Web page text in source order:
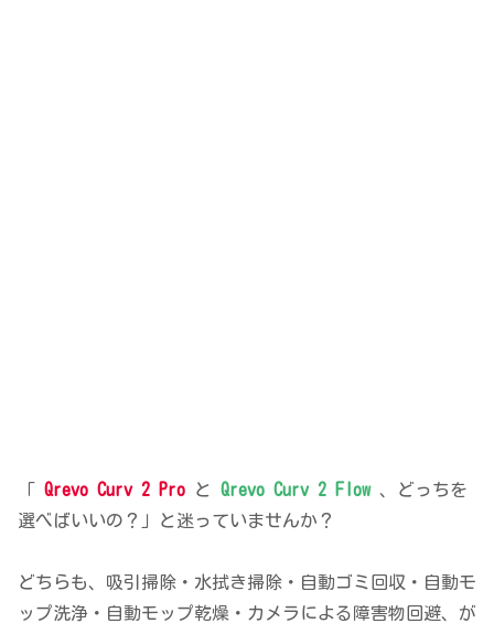
「 Qrevo Curv 2 Pro と Qrevo Curv 2 Flow、どっちを
選べばいいの？」と迷っていませんか？
どちらも、吸引掃除・水拭き掃除・自動ゴミ回収・自動モ
ップ洗浄・自動モップ乾燥・カメラによる障害物回避、が